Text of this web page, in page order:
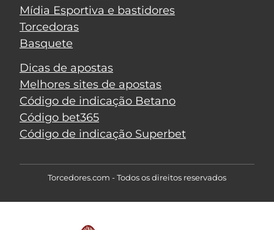
Mídia Esportiva e bastidores
Torcedoras
Basquete
Dicas de apostas
Melhores sites de apostas
Código de indicação Betano
Código bet365
Código de indicação Superbet
Torcedores.com - Todos os direitos reservados